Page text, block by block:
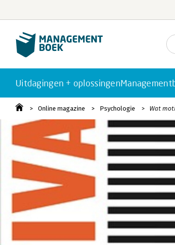
Uitdagingen + oplossingen
Online magazine Psychologie Wat